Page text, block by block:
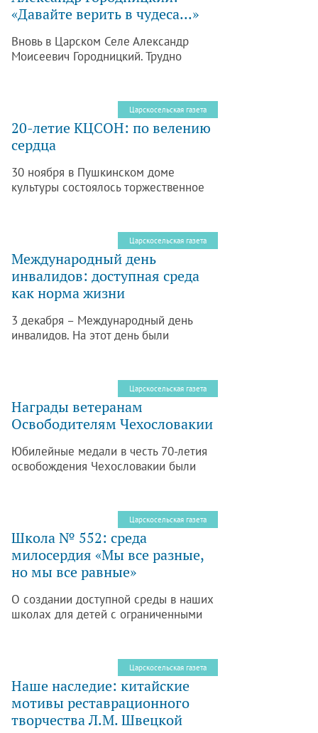
рассказали о работах по
пруда, которые шли в течение
минувших лета и осени.
«Давайте верить в чудеса...»
Вновь в Царском Селе Александр
Моисеевич Городницкий. Трудно
стихам – проникновенным, идущим из
Царскосельская газета
20-летие КЦСОН: по велению
сердца
30 ноября в Пушкинском доме
культуры состоялось торжественное
обслуживания населения
Пушкинского района. Царскосельская газета
Международный день
инвалидов: доступная среда
как норма жизни
3 декабря – Международный день
инвалидов. На этот день были
которых обсуждались задачи по
повышению уровня жизни людей, чьи
возможности ограничены.
Царскосельская газета
Награды ветеранам
Освободителям Чехословакии
Юбилейные медали в честь 70-летия
освобождения Чехословакии были
Бурлакову и Якову Форопонтовичу
Царскосельская газета
Школа № 552: среда
милосердия «Мы все разные,
но мы все равные»
О создании доступной среды в наших
школах для детей с ограниченными
проблема действительно назрела.
Царскосельская газета
Наше наследие: китайские
мотивы реставрационного
творчества Л.М. Швецкой